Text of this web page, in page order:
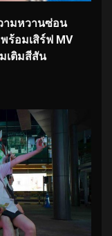
ามหวานซ่อน
ร้อมเสิร์ฟ MV
เติมสีสัน